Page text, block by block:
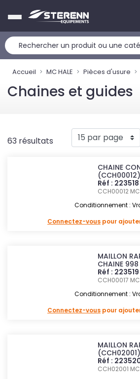
Accueil MC HALE Pièces d'usure
Chaines et guides
63 résultats
CHAINE
(CCH00012)
Réf : 223518
CCH00012
Conditionnement :
Connectez-vous pour
MAILLON
CHAINE
Réf : 223519
CCH00017
Conditionnement :
Connectez-vous pour
MAILLON
(CCH02001)
Réf :
CCH02001